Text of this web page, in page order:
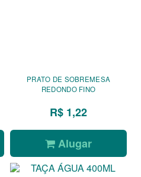
PRATO DE SOBREMESA
REDONDO FINO
R$ 1,22
Alugar